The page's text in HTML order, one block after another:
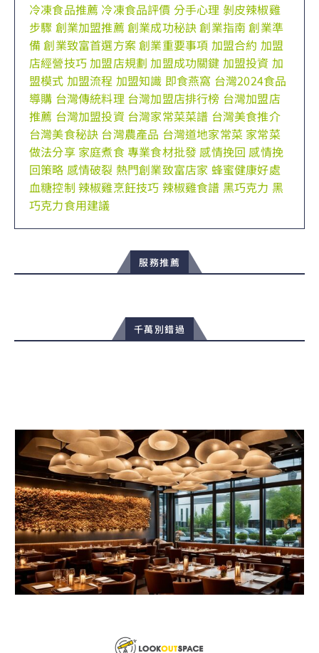
冷凍食品推薦 冷凍食品評價 分手心理 剝皮辣椒雞
步驟 創業加盟推薦 創業成功秘訣創業指南 創業準
備創業致富首選方案創業重要事項 加盟合約 加盟
店經營技巧加盟店規劃 加盟成功關鍵 加盟投資 加
盟模式 加盟流程 加盟知識 即食燕窩 台灣2024食品
導購 台灣傳統料理 台灣加盟店排行榜 台灣加盟店
推薦 台灣加盟投資 台灣家常菜菜譜 台灣美食推介
台灣美食秘訣 台灣農產品 台灣道地家常菜 家常菜
做法分享 家庭煮食專業食材批發感情挽回 感情挽
回策略 感情破裂 熱門創業致富店家 蜂蜜健康好處
血糖控制 辣椒雞烹飪技巧 辣椒雞食譜 黑巧克力 黑
巧克力食用建議
服務推薦
千萬別錯過